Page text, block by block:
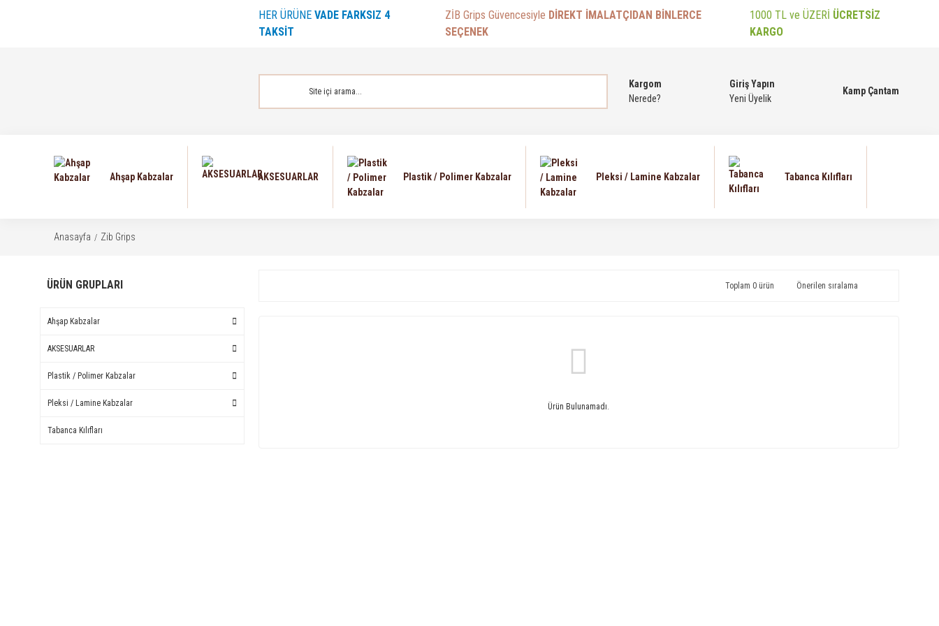
HER ÜRÜNE VADE FARKSIZ 4
TAKSİT
ZİB Grips Güvencesiyle DİREKT İMALATÇIDAN BİNLERCE
SEÇENEK
1000 TL ve ÜZERİ ÜCRETSİZ
KARGO
Kargom
Nerede?
Giriş Yapın
Yeni Üyelik
Kamp Çantam
Ahşap Kabzalar AKSESUARLAR Plastik / Polimer Kabzalar Pleksi / Lamine Kabzalar Tabanca Kılıfları
Anasayfa Zib Grips
ÜRÜN GRUPLARI
Ahşap Kabzalar
AKSESUARLAR
Plastik / Polimer Kabzalar
Pleksi / Lamine Kabzalar
Tabanca Kılıfları
Toplam 0 ürün
Ürün Bulunamadı.